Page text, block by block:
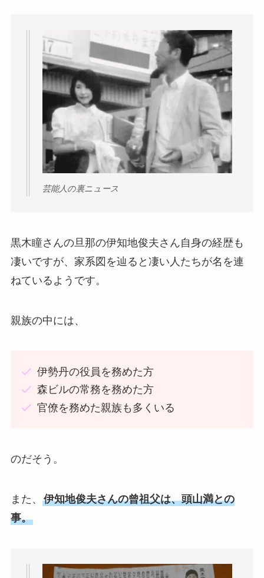
芸能人の裏ニュース
黒木瞳さんの旦那の伊知地俊夫さん自身の経歴も
凄いですが、家系図を辿ると凄い人たちが名を連
ねているようです。
親族の中には、
伊勢丹の役員を務めた方
森ビルの常務を務めた方
官僚を務めた親族も多くいる
のだそう。
また、 伊知地俊夫さんの曾祖父は、頭山満との
事。